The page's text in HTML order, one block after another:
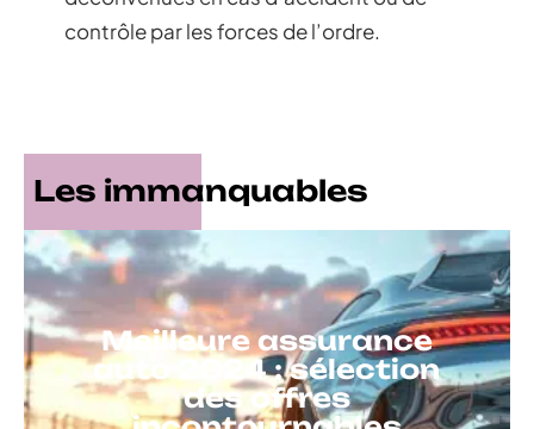
contrôle par les forces de l’ordre.
Les immanquables
Meilleure assurance
auto 2024 : sélection
des offres